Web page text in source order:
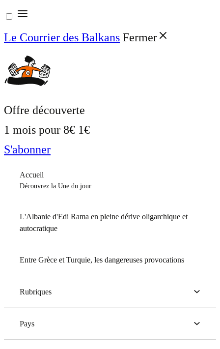
Aller
au
contenu
Le Courrier des Balkans Fermer
Offre découverte
1 mois pour 8€ 1€
S'abonner
Accueil
Découvrez la Une du jour
L'Albanie d'Edi Rama en pleine dérive oligarchique et
autocratique
Entre Grèce et Turquie, les dangereuses provocations
Rubriques
Pays